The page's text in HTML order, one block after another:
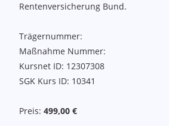
Rentenversicherung Bund.
Trägernummer:
Maßnahme Nummer:
Kursnet ID: 12307308
SGK Kurs ID: 10341
Preis: 499,00 €